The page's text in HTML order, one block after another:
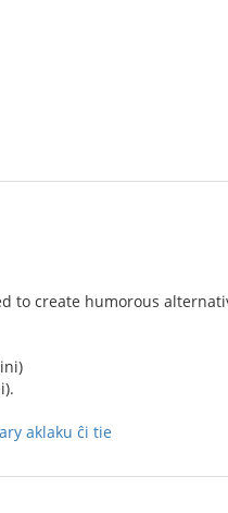
to create humorous
aklaku ĉi tie